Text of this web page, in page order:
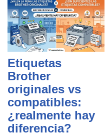
Etiquetas
Brother
originales vs
compatibles:
¿realmente hay
diferencia?